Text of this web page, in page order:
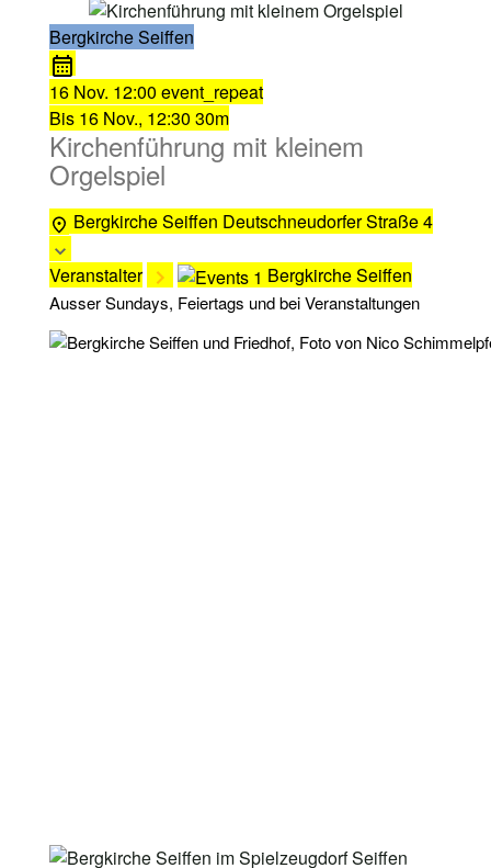
Bergkirche Seiffen
16 Nov. 12:00 event_repeat
Bis 16 Nov., 12:30 30m
Kirchenführung mit kleinem
Orgelspiel
Bergkirche Seiffen Deutschneudorfer Straße 4
Veranstalter Bergkirche Seiffen
Ausser Sundays, Feiertags und bei Veranstaltungen